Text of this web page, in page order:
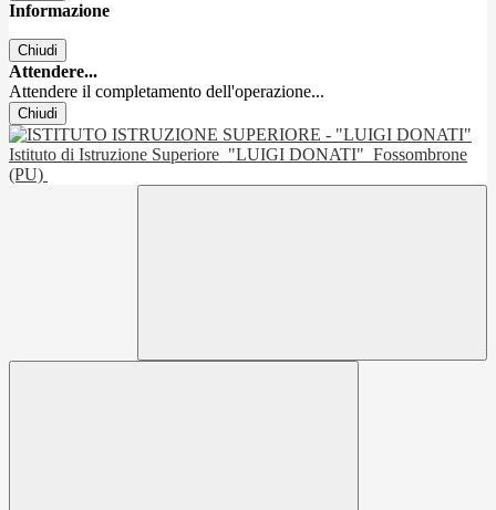
Informazione
Chiudi
Attendere...
Attendere il completamento dell'operazione...
Chiudi
Istituto di Istruzione Superiore "LUIGI DONATI" Fossombrone
(PU)